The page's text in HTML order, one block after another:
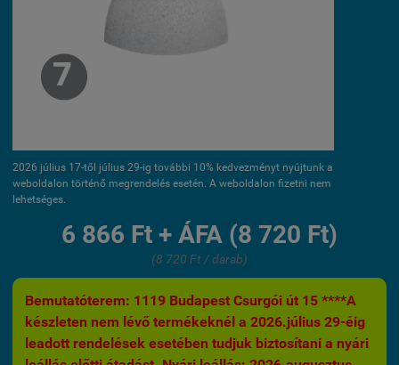
2026 július 17-től július 29-ig további 10% kedvezményt nyújtunk a
weboldalon történő megrendelés esetén. A weboldalon fizetni nem
lehetséges.
6 866 Ft + ÁFA (8 720 Ft)
(8 720 Ft / darab)
Bemutatóterem: 1119 Budapest Csurgói út 15 ****A
készleten nem lévő termékeknél a 2026.július 29-éig
leadott rendelések esetében tudjuk biztosítani a nyári